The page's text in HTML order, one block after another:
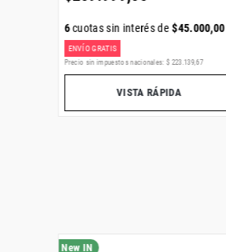
6cuotas sin interés de$45.000,00
ENVÍO GRATIS
Precio sin impuestos nacionales: $ 223 .139,67
VISTA RÁPIDA